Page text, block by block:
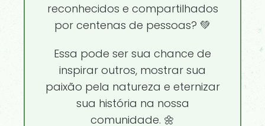
reconhecidos e compartilhados
por centenas de pessoas? 💚
Essa pode ser sua chance de
inspirar outros, mostrar sua
paixão pela natureza e eternizar
sua história na nossa
comunidade. 🌼